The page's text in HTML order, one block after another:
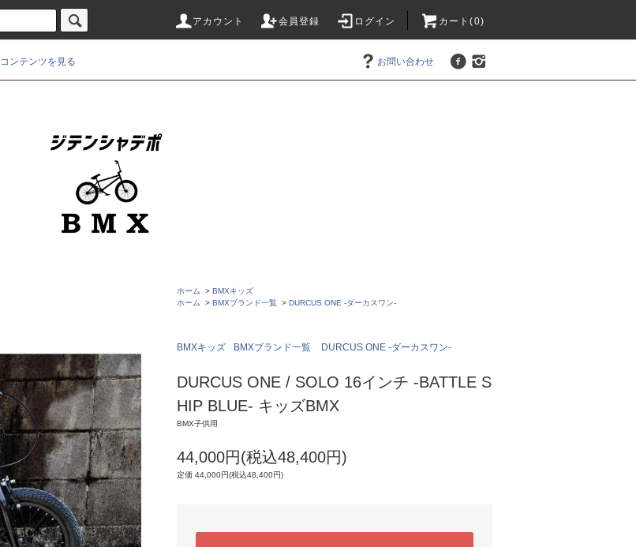
アカウント 会員登録 ログイン カート(0)
コンテンツを見る お問い合わせ
ホーム > BMXキッズ
ホーム
> BMXブランド一覧 > DURCUS ONE -ダーカスワン-
BMXキッズ BMXブランド一覧 DURCUS ONE -ダーカスワン-
DURCUS ONE / SOLO 16インチ -BATTLE S
HIP BLUE- キッズBMX
BMX子供用
44,000円(税込48,400円)
定価 44,000円(税込48,400円)